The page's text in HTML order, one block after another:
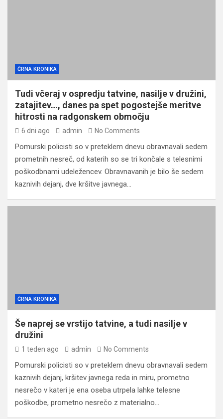
ČRNA KRONIKA
Tudi včeraj v ospredju tatvine, nasilje v družini,
zatajitev…, danes pa spet pogostejše meritve
hitrosti na radgonskem območju
6 dni ago admin No Comments
Pomurski policisti so v preteklem dnevu obravnavali sedem
prometnih nesreč, od katerih so se tri končale s telesnimi
poškodbnami udeležencev. Obravnavanih je bilo še sedem
kaznivih dejanj, dve kršitve javnega…
ČRNA KRONIKA
Še naprej se vrstijo tatvine, a tudi nasilje v
družini
1 teden ago admin No Comments
Pomurski policisti so v preteklem dnevu obravnavali sedem
kaznivih dejanj, kršitev javnega reda in miru, prometno
nesrečo v kateri je ena oseba utrpela lahke telesne
poškodbe, prometno nesrečo z materialno…